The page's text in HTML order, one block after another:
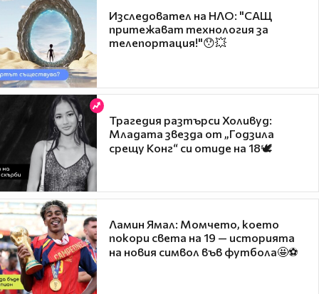
Изследовател на НЛО: "САЩ
притежават технология за
телепортация!"😯💥
Трагедия разтърси Холивуд:
Младата звезда от „Годзила
срещу Конг“ си отиде на 18🕊️
Ламин Ямал: Момчето, което
покори света на 19 — историята
на новия символ във футбола🤩⚽